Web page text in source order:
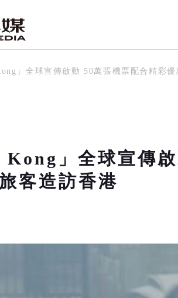
」全球宣傳啟動 50萬張機票配合精彩
Kong」全球宣傳
客造訪香港